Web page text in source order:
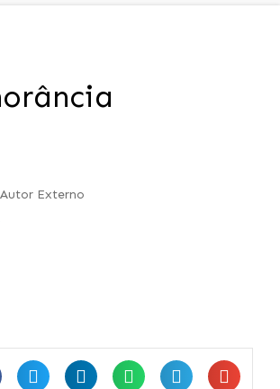
Autor Externo